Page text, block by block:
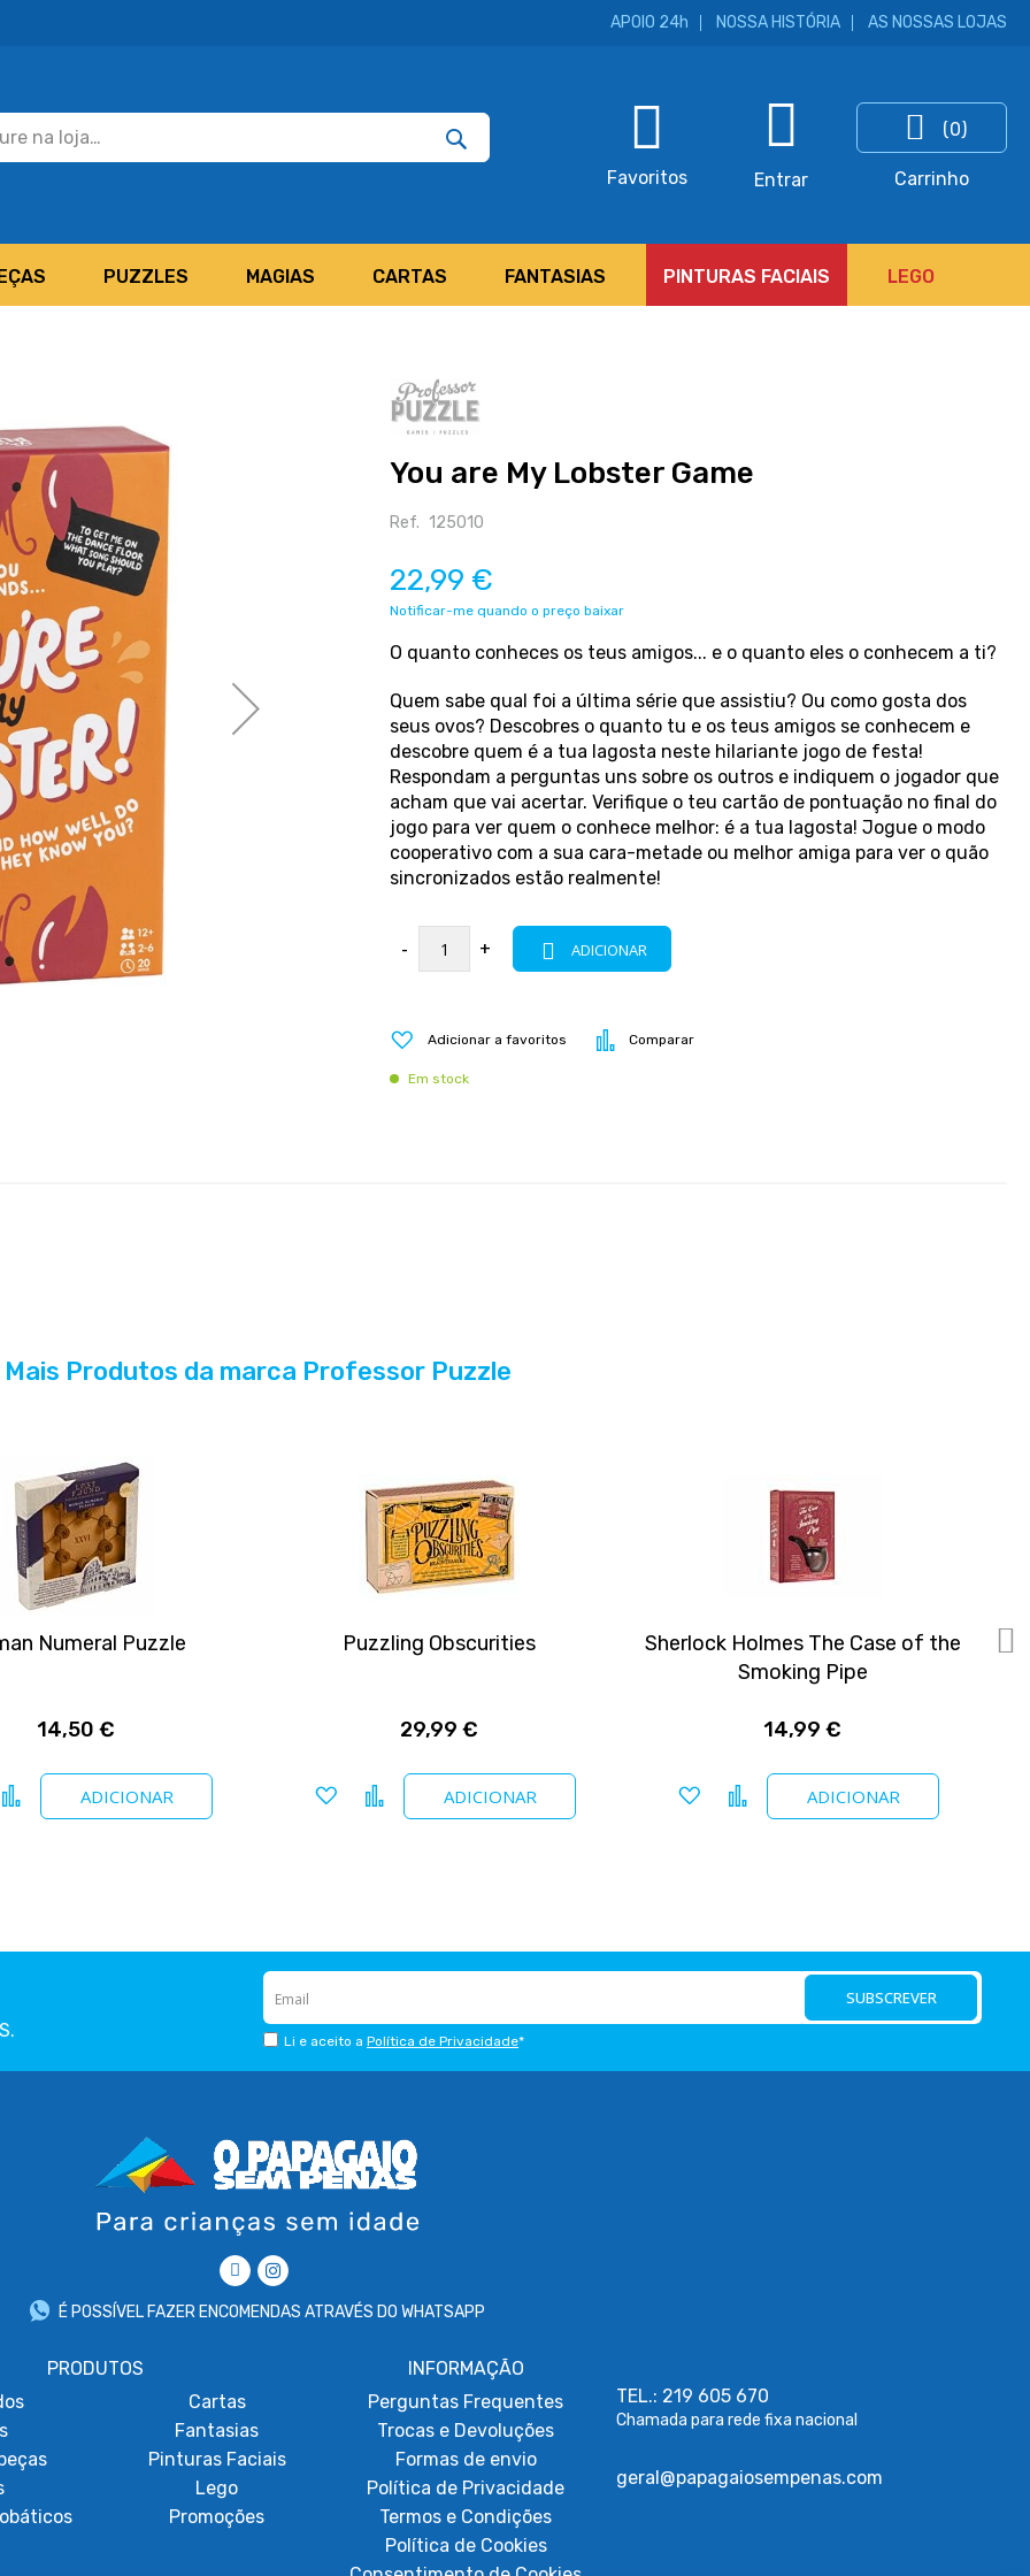
APOIO 24h NOSSA HISTÓRIA AS NOSSAS LOJAS
Pesquisar Pesquisar
Favoritos Entrar
(0)
Carrinho
PUZZLES MAGIAS CARTAS FANTASIAS PINTURAS FACIAIS LEGO
You are My Lobster Game
Ref. 125010
22,99 €
Notificar-me quando o preço baixar
O quanto conheces os teus amigos... e o quanto eles o conhecem a ti?
Quem sabe qual foi a última série que assistiu? Ou como gosta dos
seus ovos? Descobres o quanto tu e os teus amigos se conhecem e
descobre quem é a tua lagosta neste hilariante jogo de festa!
Respondam a perguntas uns sobre os outros e indiquem o jogador que
acham que vai acertar. Verifique o teu cartão de pontuação no final do
jogo para ver quem o conhece melhor: é a tua lagosta! Jogue o modo
cooperativo com a sua cara-metade ou melhor amiga para ver o quão
sincronizados estão realmente!
- + ADICIONAR
Adicionar a favoritos Comparar
Em stock
Mais Produtos da marca Professor Puzzle
Numeral Puzzle
14,50 €
ADICIONAR
a favoritos
Comparar
Puzzling Obscurities
29,99 €
ADICIONAR
Adicionar a favoritos
Comparar
Sherlock Holmes The Case of the
Smoking Pipe
14,99 €
ADICIONAR
Adicionar a favoritos
Comparar
SUBSCREVER
Li e aceito a Política de Privacidade*
É POSSÍVEL FAZER ENCOMENDAS ATRAVÉS DO WHATSAPP
PRODUTOS
Cartas
Fantasias
Pinturas Faciais
Lego
Promoções
INFORMAÇÃO
Perguntas Frequentes
Trocas e Devoluções
Formas de envio
Política de Privacidade
Termos e Condições
Política de Cookies
TEL.: 219 605 670
Chamada para rede fixa nacional
geral@papagaiosempenas.com